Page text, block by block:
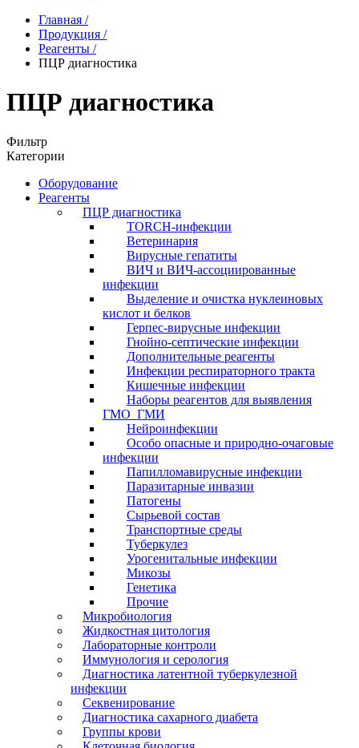
Главная /
Продукция /
Реагенты /
ПЦР диагностика
ПЦР диагностика
Фильтр
Категории
Оборудование
Реагенты
ПЦР диагностика
TORCH-инфекции
Ветеринария
Вирусные гепатиты
ВИЧ и ВИЧ-ассоциированные
инфекции
Выделение и очистка нуклеиновых
кислот и белков
Герпес-вирусные инфекции
Гнойно-септические инфекции
Дополнительные реагенты
Инфекции респираторного тракта
Кишечные инфекции
Наборы реагентов для выявления
ГМО_ГМИ
Нейроинфекции
Особо опасные и природно-очаговые
инфекции
Папилломавирусные инфекции
Паразитарные инвазии
Патогены
Сырьевой состав
Транспортные среды
Туберкулез
Урогенитальные инфекции
Микозы
Генетика
Прочие
Микробиология
Жидкостная цитология
Лабораторные контроли
Иммунология и серология
Диагностика латентной туберкулезной
инфекции
Секвенирование
Диагностика сахарного диабета
Группы крови